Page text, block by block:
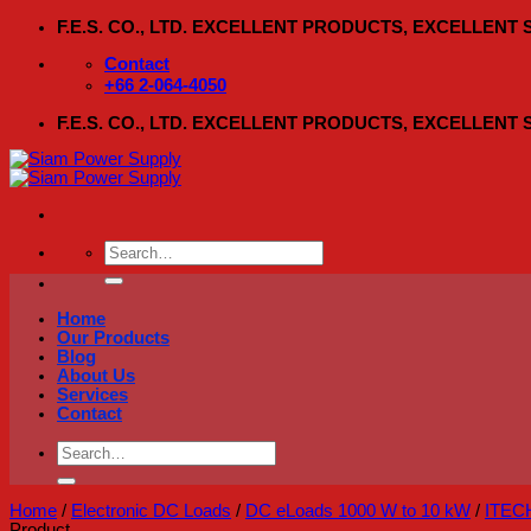
Skip
content
F.E.S. CO., LTD. EXCELLENT PRODUCTS, EXCELLENT
Contact
+66 2-064-4050
F.E.S. CO., LTD. EXCELLENT PRODUCTS, EXCELLENT
Search
for:
Home
Our Products
Blog
About Us
Services
Contact
Search
for:
Home / Electronic DC Loads / DC eLoads 1000 W to 10 kW /